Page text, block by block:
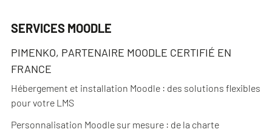
SERVICES MOODLE
PIMENKO, PARTENAIRE MOODLE CERTIFIÉ EN
FRANCE
Hébergement et installation Moodle : des solutions flexibles
pour votre LMS
Personnalisation Moodle sur mesure : de la charte